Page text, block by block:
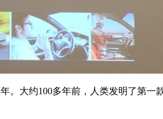
大约100多年前，人类发明了第一